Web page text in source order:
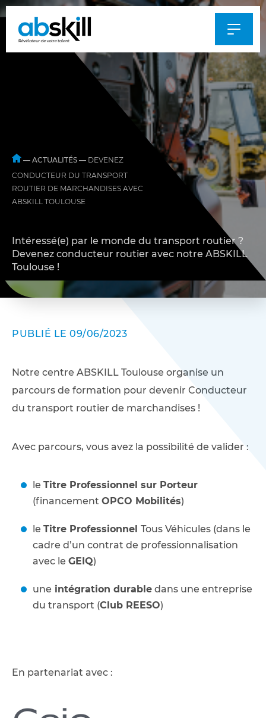
— ACTUALITÉS — DEVENEZ
CONDUCTEUR DU TRANSPORT
ROUTIER DE MARCHANDISES AVEC
ABSKILL TOULOUSE
Intéressé(e) par le monde du transport routier ?
Devenez conducteur routier avec notre ABSKILL
Toulouse !
PUBLIÉ LE 09/06/2023
Notre centre ABSKILL Toulouse organise un
parcours de formation pour devenir Conducteur
du transport routier de marchandises !
Avec parcours, vous avez la possibilité de valider :
le Titre Professionnel sur Porteur
(financement OPCO Mobilités)
le Titre Professionnel Tous Véhicules (dans le
cadre d’un contrat de professionnalisation
avec le GEIQ)
une intégration durable dans une entreprise
du transport (Club REESO)
En partenariat avec :